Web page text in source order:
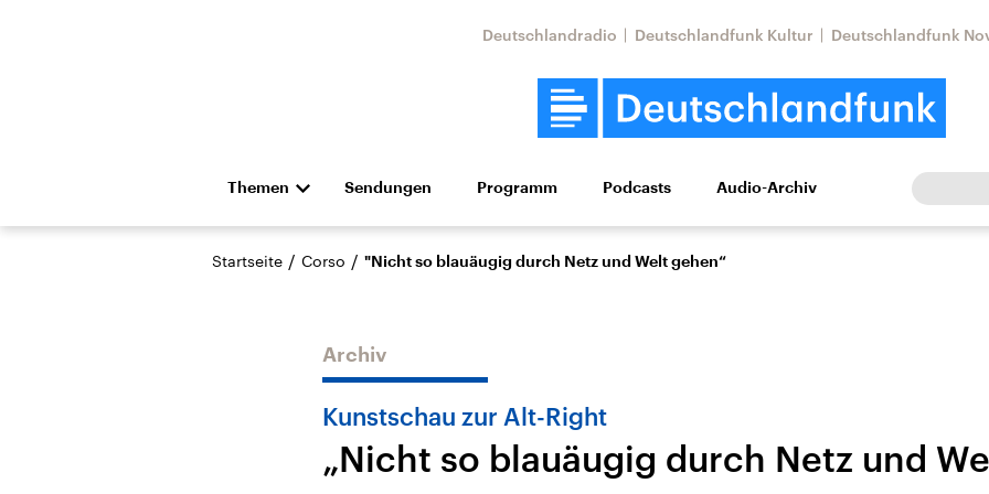
Deutschlandradio Deutschlandfunk Kultur Deutschlandfunk
Themen
Die Nachrichten Politik Wirtschaft Wissen Kultur Europa
Hörspiel und Feature Musik
Landtagswahl Sachsen-
Anhalt 2026
USA
Nahostkonflikt
Aktuelle Lage und
Iran
Sendungen Programm Podcasts Audio-Archiv
Startseite / Corso / "Nicht so blauäugig durch Netz und Welt gehen“
Archiv
Kunstschau zur Alt-Right
„Nicht so blauäugig durch Netz und